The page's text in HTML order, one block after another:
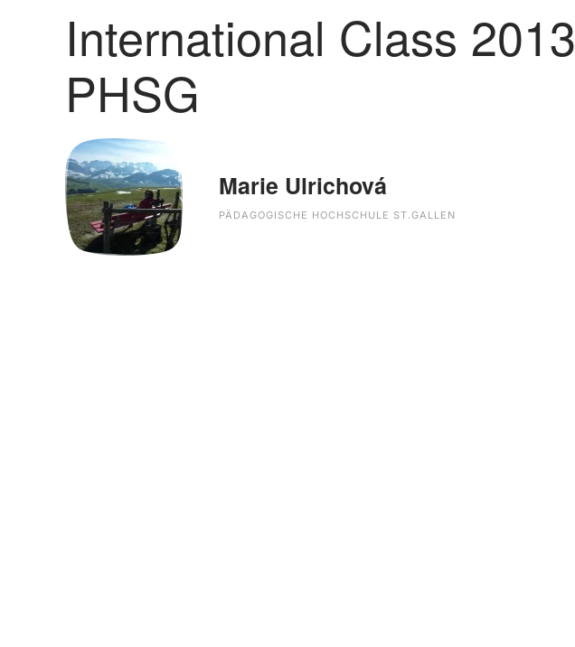
International Class 2013
PHSG
Marie Ulrichová
PÄDAGOGISCHE HOCHSCHULE ST.GALLEN